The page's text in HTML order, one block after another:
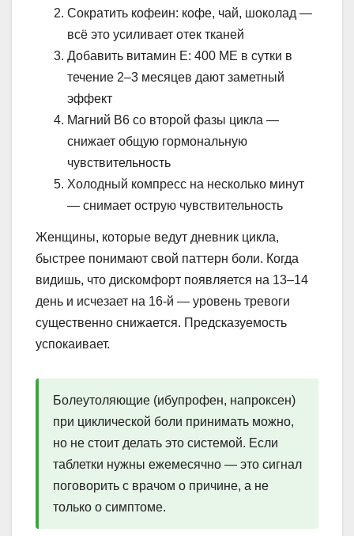
Сократить кофеин: кофе, чай, шоколад —
всё это усиливает отек тканей
Добавить витамин Е: 400 МЕ в сутки в
течение 2–3 месяцев дают заметный
эффект
Магний В6 со второй фазы цикла —
снижает общую гормональную
чувствительность
Холодный компресс на несколько минут
— снимает острую чувствительность
Женщины, которые ведут дневник цикла,
быстрее понимают свой паттерн боли. Когда
видишь, что дискомфорт появляется на 13–14
день и исчезает на 16-й — уровень тревоги
существенно снижается. Предсказуемость
успокаивает.
Болеутоляющие (ибупрофен, напроксен)
при циклической боли принимать можно,
но не стоит делать это системой. Если
таблетки нужны ежемесячно — это сигнал
поговорить с врачом о причине, а не
только о симптоме.